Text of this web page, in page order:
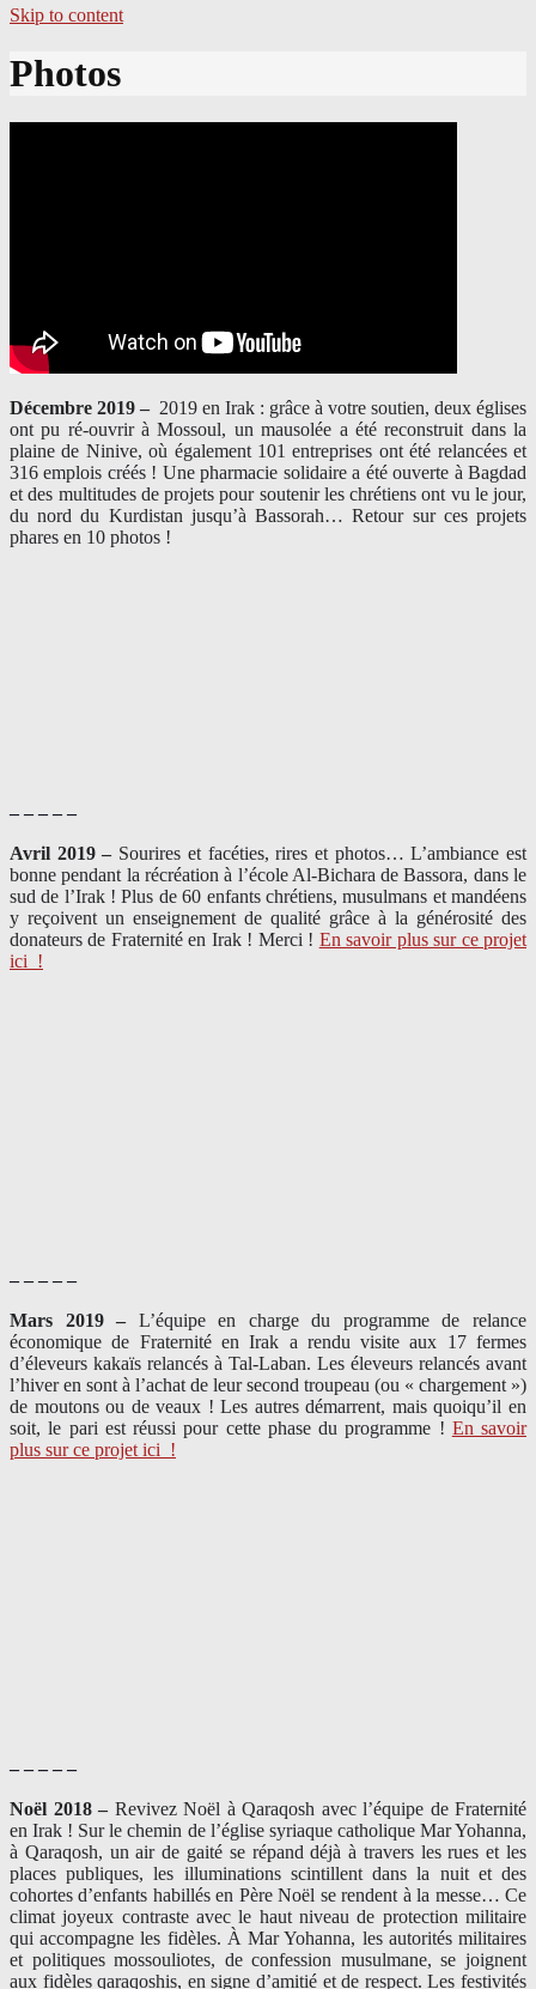
Skip to content
Photos
Décembre 2019 – 2019 en Irak : grâce à votre soutien, deux églises
ont pu ré-ouvrir à Mossoul, un mausolée a été reconstruit dans la
plaine de Ninive, où également 101 entreprises ont été relancées et
316 emplois créés ! Une pharmacie solidaire a été ouverte à Bagdad
et des multitudes de projets pour soutenir les chrétiens ont vu le jour,
du nord du Kurdistan jusqu’à Bassorah… Retour sur ces projets
phares en 10 photos !
– – – – –
Avril 2019 – Sourires et facéties, rires et photos… L’ambiance est
bonne pendant la récréation à l’école Al-Bichara de Bassora, dans le
sud de l’Irak ! Plus de 60 enfants chrétiens, musulmans et mandéens
y reçoivent un enseignement de qualité grâce à la générosité des
donateurs de Fraternité en Irak ! Merci ! En savoir plus sur ce projet
ici !
– – – – –
Mars 2019 – L’équipe en charge du programme de relance
économique de Fraternité en Irak a rendu visite aux 17 fermes
d’éleveurs kakaïs relancés à Tal-Laban. Les éleveurs relancés avant
l’hiver en sont à l’achat de leur second troupeau (ou « chargement »)
de moutons ou de veaux ! Les autres démarrent, mais quoiqu’il en
soit, le pari est réussi pour cette phase du programme ! En savoir
plus sur ce projet ici !
– – – – –
Noël 2018 – Revivez Noël à Qaraqosh avec l’équipe de Fraternité
en Irak ! Sur le chemin de l’église syriaque catholique Mar Yohanna,
à Qaraqosh, un air de gaité se répand déjà à travers les rues et les
places publiques, les illuminations scintillent dans la nuit et des
cohortes d’enfants habillés en Père Noël se rendent à la messe… Ce
climat joyeux contraste avec le haut niveau de protection militaire
qui accompagne les fidèles. À Mar Yohanna, les autorités militaires
et politiques mossouliotes, de confession musulmane, se joignent
aux fidèles qaraqoshis, en signe d’amitié et de respect. Les festivités